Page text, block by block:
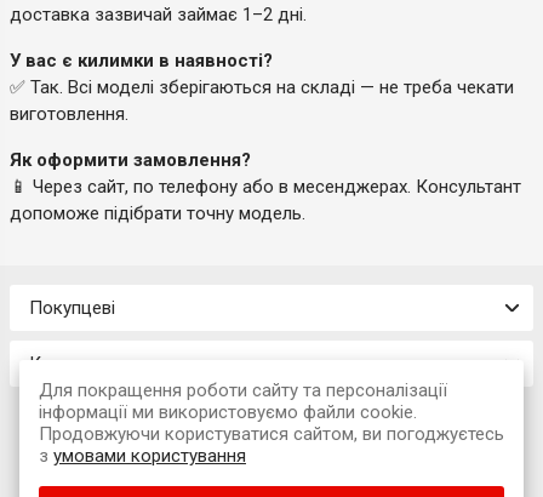
доставка зазвичай займає 1–2 дні.
У вас є килимки в наявності?
✅ Так. Всі моделі зберігаються на складі — не треба чекати
виготовлення.
Як оформити замовлення?
📱 Через сайт, по телефону або в месенджерах. Консультант
допоможе підібрати точну модель.
Покупцеві
Контакти
© 2026 Інтернет-магазин «Avtokompleks»
Для покращення роботи сайту та персоналізації
інформації ми використовуємо файли cookie.
Продовжуючи користуватися сайтом, ви погоджуєтесь
з умовами користування